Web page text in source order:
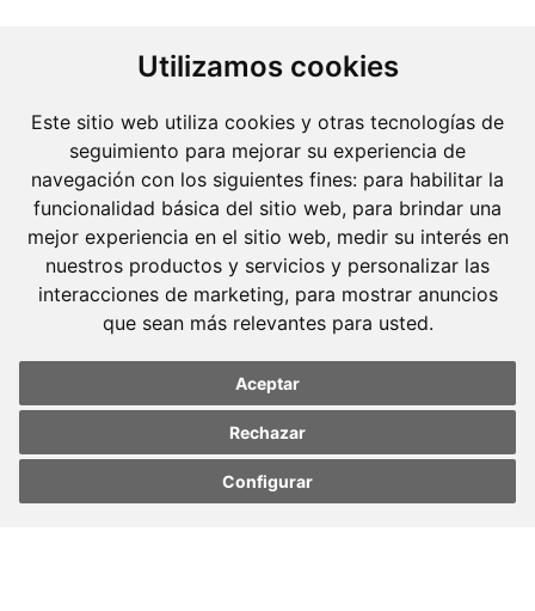
Utilizamos cookies
Este sitio web utiliza cookies y otras tecnologías de
seguimiento para mejorar su experiencia de
navegación con los siguientes fines: para habilitar la
funcionalidad básica del sitio web, para brindar una
mejor experiencia en el sitio web, medir su interés en
nuestros productos y servicios y personalizar las
interacciones de marketing, para mostrar anuncios
que sean más relevantes para usted.
Aceptar
Rechazar
Configurar
preferences
preferences
és una boutique de Dret Penal amb dedicació
Barcelona